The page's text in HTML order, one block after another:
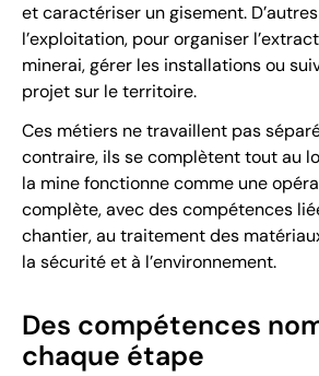
et caractériser un gisement.
l’exploitation, pour organiser
minerai, gérer les installations ou
projet sur le territoire.
Ces métiers ne travaillent pas
contraire, ils se complètent tout au
la mine fonctionne comme une
complète, avec des compétences
chantier, au traitement des
la sécurité et à l’environnement.
Des compétences
chaque étape